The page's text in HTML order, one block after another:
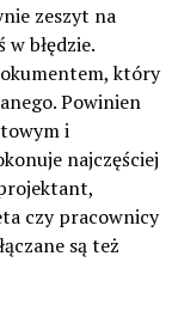
zeszyt na
błędzie.
który
Powinien
i
najczęściej
czy pracownicy
są też